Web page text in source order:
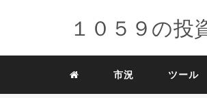
１０５９の投
市況 ツール